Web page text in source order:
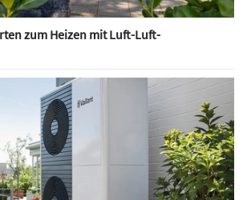
zum Heizen mit Luft-Luft-